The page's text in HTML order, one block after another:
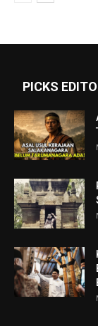
PICKS